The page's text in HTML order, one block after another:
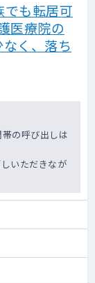
でも転居可
医療院の
く、落ち
の呼び出しは
いただきなが